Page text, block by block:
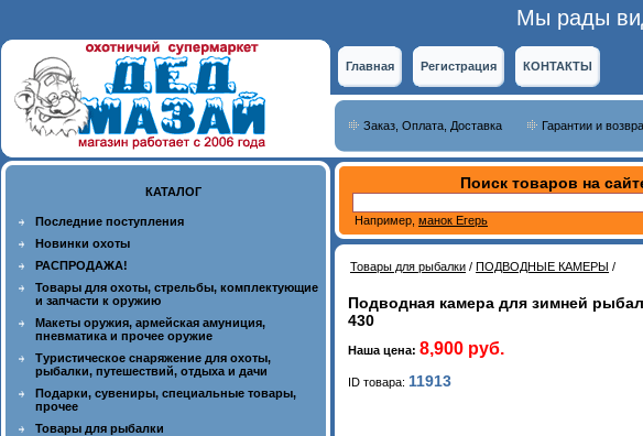
Мы рады
Главная Регистрация КОНТАКТЫ
Заказ, Оплата, Доставка Гарантии и
КАТАЛОГ
Последние поступления
Новинки охоты
РАСПРОДАЖА!
Товары для охоты, стрельбы, комплектующие
и запчасти к оружию
Макеты оружия, армейская амуниция,
пневматика и прочее оружие
Туристическое снаряжение для охоты,
рыбалки, путешествий, отдыха и дачи
Подарки, сувениры, специальные товары,
прочее
Товары для рыбалки
Поиск товаров на
Например, манок Егерь
Товары для рыбалки / ПОДВОДНЫЕ КАМЕРЫ /
Подводная камера для зимней
430
Наша цена: 8,900 руб.
ID товара: 11913